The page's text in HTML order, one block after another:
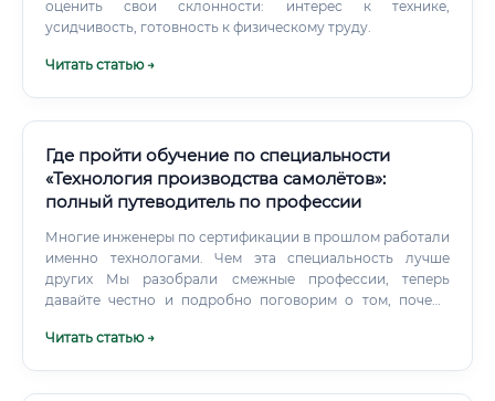
оценить свои склонности: интерес к технике,
усидчивость, готовность к физическому труду.
Читать статью →
Где пройти обучение по специальности
«Технология производства самолётов»:
полный путеводитель по профессии
Многие инженеры по сертификации в прошлом работали
именно технологами. Чем эта специальность лучше
других Мы разобрали смежные профессии, теперь
давайте честно и подробно поговорим о том, почему
стоит выбрать. Стабильность и государственная
Читать статью →